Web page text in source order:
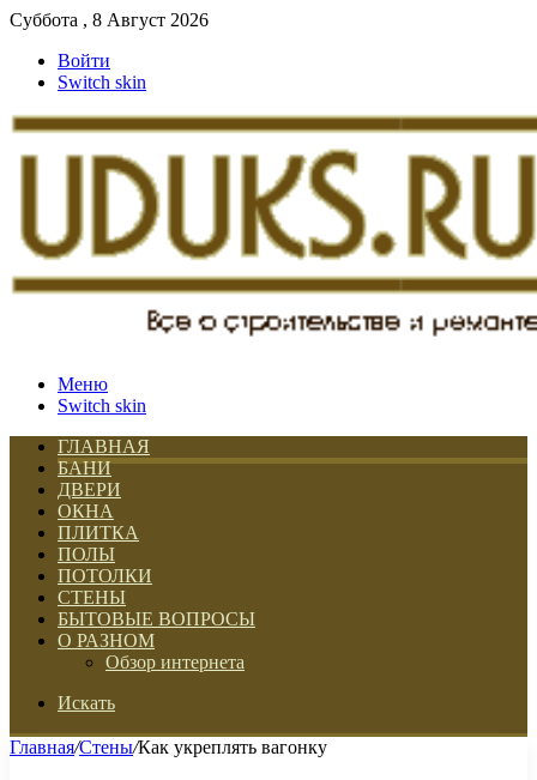
Суббота , 8 Август 2026
Войти
Switch skin
Меню
Switch skin
ГЛАВНАЯ
БАНИ
ДВЕРИ
ОКНА
ПЛИТКА
ПОЛЫ
ПОТОЛКИ
СТЕНЫ
БЫТОВЫЕ ВОПРОСЫ
О РАЗНОМ
Обзор интернета
Искать
Главная/Стены/Как укреплять вагонку